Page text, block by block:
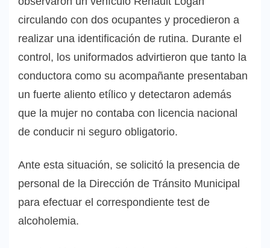
circulando con dos ocupantes y procedieron a
realizar una identificación de rutina. Durante el
control, los uniformados advirtieron que tanto la
conductora como su acompañante presentaban
un fuerte aliento etílico y detectaron además
que la mujer no contaba con licencia nacional
de conducir ni seguro obligatorio.
Ante esta situación, se solicitó la presencia de
personal de la Dirección de Tránsito Municipal
para efectuar el correspondiente test de
alcoholemia.